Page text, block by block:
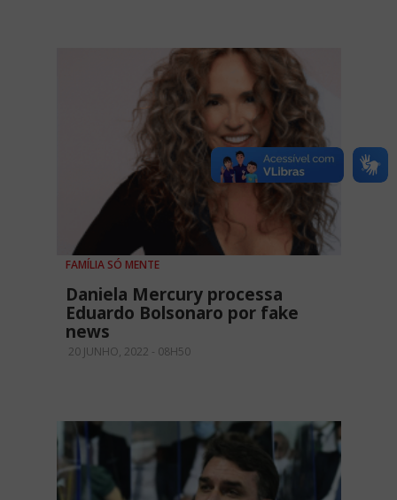
FAMÍLIA SÓ MENTE
Daniela Mercury processa
Eduardo Bolsonaro por fake
news
20 JUNHO, 2022 - 08H50